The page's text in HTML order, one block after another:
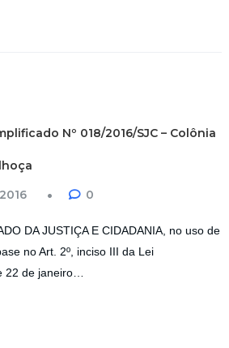
Nº 018/2016/SJC – Colônia
0
DA JUSTIÇA E CIDADANIA, no uso de
no Art. 2º, inciso III da Lei
22 de janeiro…